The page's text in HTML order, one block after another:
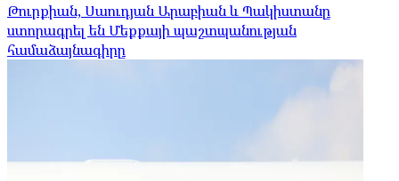
Թուրքիան, Սաուդյան Արաբիան և Պակիստանը
ստորագրել են Մեքքայի պաշտպանության
համաձայնագիրը